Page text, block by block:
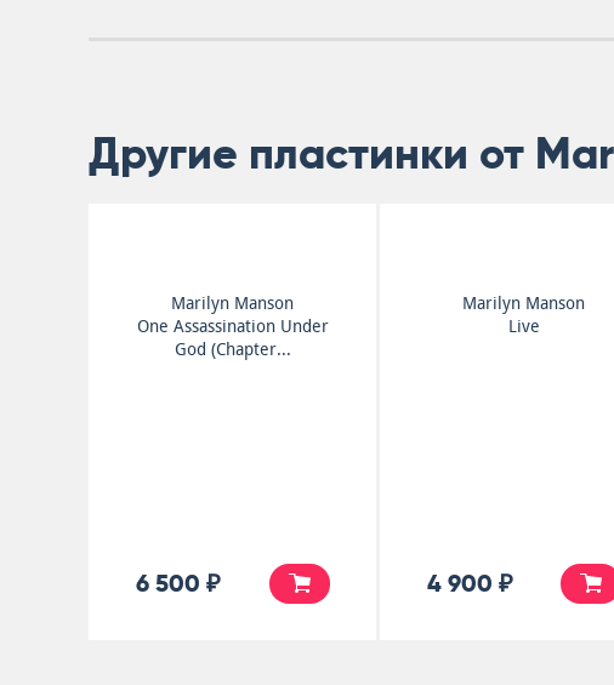
Другие пластинки от
Marilyn Manson
One Assassination Under
God (Chapter...
6 500 ₽
Marilyn Manson
Live
4 900 ₽